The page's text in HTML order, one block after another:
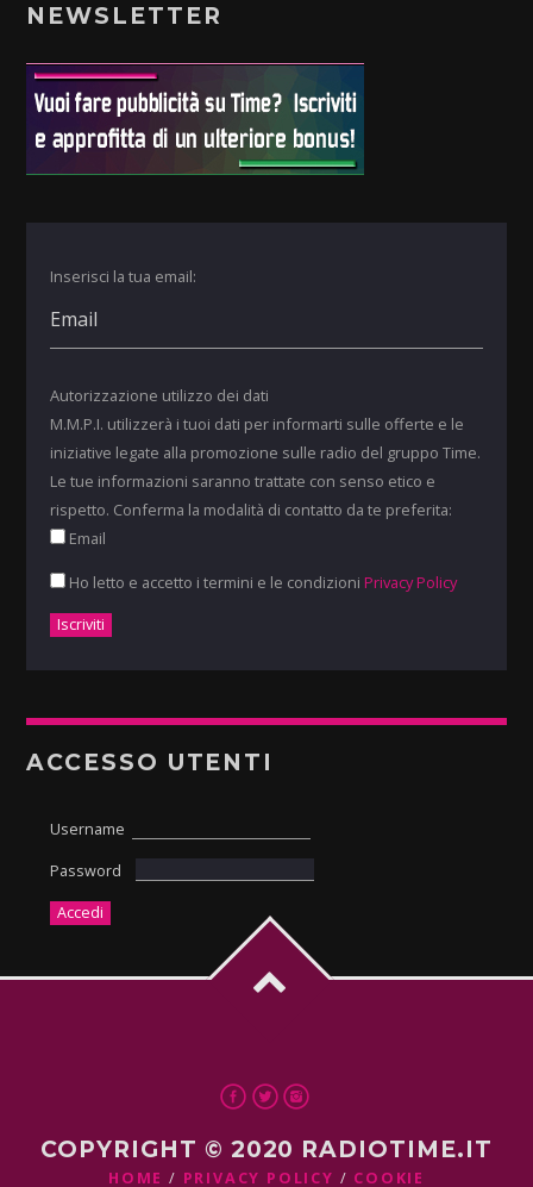
NEWSLETTER
Inserisci la tua email:
Autorizzazione utilizzo dei dati
M.M.P.I. utilizzerà i tuoi dati per informarti sulle offerte e le
iniziative legate alla promozione sulle radio del gruppo Time.
Le tue informazioni saranno trattate con senso etico e
rispetto. Conferma la modalità di contatto da te preferita:
Email
Ho letto e accetto i termini e le condizioni Privacy Policy
ACCESSO UTENTI
Username
Password
COPYRIGHT © 2020 RADIOTIME.IT
HOME PRIVACY POLICY COOKIE